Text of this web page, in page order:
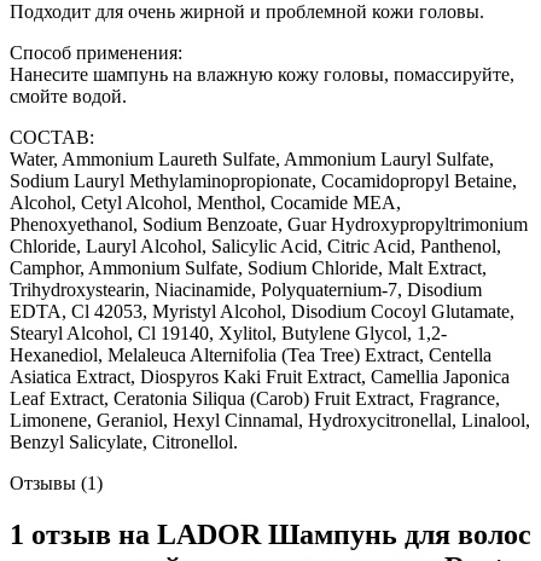
Подходит для очень жирной и проблемной кожи головы.
Способ применения:
Нанесите шампунь на влажную кожу головы, помассируйте,
смойте водой.
СОСТАВ:
Water, Ammonium Laureth Sulfate, Ammonium Lauryl Sulfate,
Sodium Lauryl Methylaminopropionate, Cocamidopropyl Betaine,
Alcohol, Cetyl Alcohol, Menthol, Cocamide MEA,
Phenoxyethanol, Sodium Benzoate, Guar Hydroxypropyltrimonium
Chloride, Lauryl Alcohol, Salicylic Acid, Citric Acid, Panthenol,
Camphor, Ammonium Sulfate, Sodium Chloride, Malt Extract,
Trihydroxystearin, Niacinamide, Polyquaternium-7, Disodium
EDTA, Cl 42053, Myristyl Alcohol, Disodium Cocoyl Glutamate,
Stearyl Alcohol, Cl 19140, Xylitol, Butylene Glycol, 1,2-
Hexanediol, Melaleuca Alternifolia (Tea Tree) Extract, Centella
Asiatica Extract, Diospyros Kaki Fruit Extract, Camellia Japonica
Leaf Extract, Ceratonia Siliqua (Carob) Fruit Extract, Fragrance,
Limonene, Geraniol, Hexyl Cinnamal, Hydroxycitronellal, Linalool,
Benzyl Salicylate, Citronellol.
Отзывы (1)
1 отзыв на LADOR Шампунь для волос